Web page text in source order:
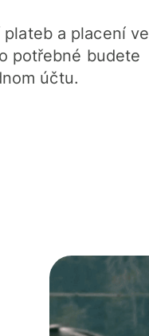
a placení ve
potřebné budete
účtu.